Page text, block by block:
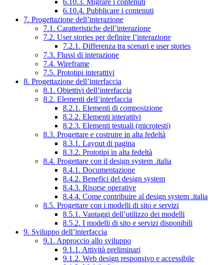
6.10.4. Pubblicare i contenuti
7. Progettazione dell’interazione
7.1. Caratteristiche dell’interazione
7.2. User stories per definire l’interazione
7.2.1. Differenza tra scenari e user stories
7.3. Flussi di interazione
7.4. Wireframe
7.5. Prototipi interattivi
8. Progettazione dell’interfaccia
8.1. Obiettivi dell’interfaccia
8.2. Elementi dell’interfaccia
8.2.1. Elementi di composizione
8.2.2. Elementi interattivi
8.2.3. Elementi testuali (microtesti)
8.3. Progettare e costruire in alta fedeltà
8.3.1. Layout di pagina
8.3.2. Prototipi in alta fedeltà
8.4. Progettare con il design system .italia
8.4.1. Documentazione
8.4.2. Benefici del design system
8.4.3. Risorse operative
8.4.4. Come contribuire al design system .italia
8.5. Progettare con i modelli di sito e servizi
8.5.1. Vantaggi dell’utilizzo dei modelli
8.5.2. I modelli di sito e servizi disponibili
9. Sviluppo dell’interfaccia
9.1. Approccio allo sviluppo
9.1.1. Attività preliminari
9.1.2. Web design responsivo e accessibile